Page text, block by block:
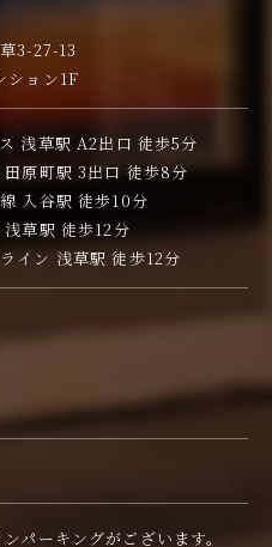
3-27-13
ション1F
浅草駅 A2出口 徒歩5分
原町駅 3出口 徒歩8分
入谷駅 徒歩10分
草駅 徒歩12分
イン 浅草駅 徒歩12分
パーキングがございます。